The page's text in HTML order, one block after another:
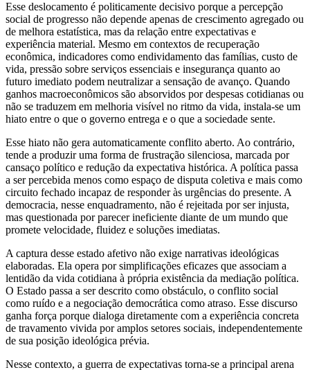
Esse deslocamento é politicamente decisivo porque a percepção
social de progresso não depende apenas de crescimento agregado ou
de melhora estatística, mas da relação entre expectativas e
experiência material. Mesmo em contextos de recuperação
econômica, indicadores como endividamento das famílias, custo de
vida, pressão sobre serviços essenciais e insegurança quanto ao
futuro imediato podem neutralizar a sensação de avanço. Quando
ganhos macroeconômicos são absorvidos por despesas cotidianas ou
não se traduzem em melhoria visível no ritmo da vida, instala-se um
hiato entre o que o governo entrega e o que a sociedade sente.
Esse hiato não gera automaticamente conflito aberto. Ao contrário,
tende a produzir uma forma de frustração silenciosa, marcada por
cansaço político e redução da expectativa histórica. A política passa
a ser percebida menos como espaço de disputa coletiva e mais como
circuito fechado incapaz de responder às urgências do presente. A
democracia, nesse enquadramento, não é rejeitada por ser injusta,
mas questionada por parecer ineficiente diante de um mundo que
promete velocidade, fluidez e soluções imediatas.
A captura desse estado afetivo não exige narrativas ideológicas
elaboradas. Ela opera por simplificações eficazes que associam a
lentidão da vida cotidiana à própria existência da mediação política.
O Estado passa a ser descrito como obstáculo, o conflito social
como ruído e a negociação democrática como atraso. Esse discurso
ganha força porque dialoga diretamente com a experiência concreta
de travamento vivida por amplos setores sociais, independentemente
de sua posição ideológica prévia.
Nesse contexto, a guerra de expectativas torna-se a principal arena